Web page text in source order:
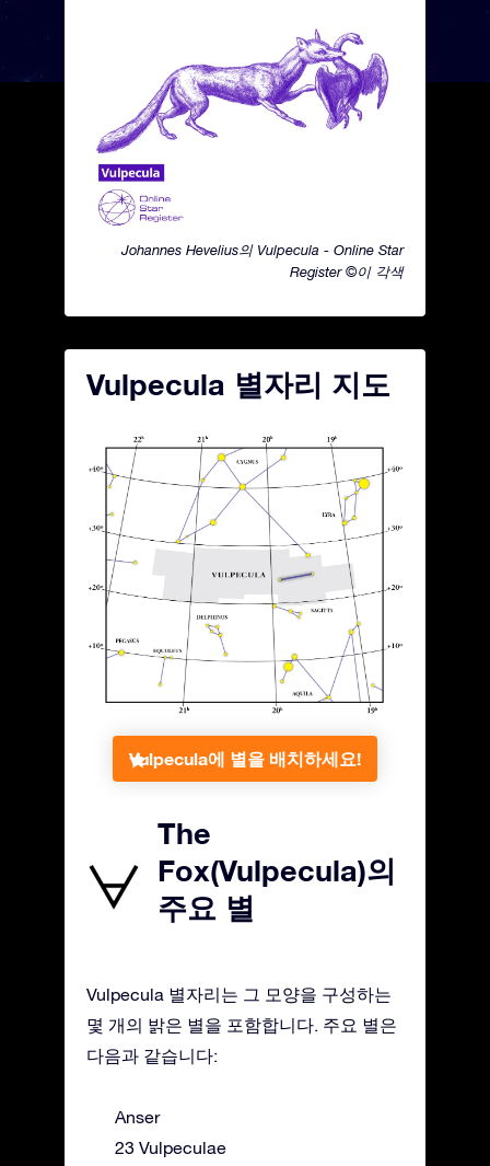
Johannes Hevelius의 Vulpecula - Online Star
Register ©이 각색
Vulpecula 별자리 지도
Vulpecula에 별을 배치하세요!
The
Fox(Vulpecula)의
주요 별
Vulpecula 별자리는 그 모양을 구성하는
몇 개의 밝은 별을 포함합니다. 주요 별은
다음과 같습니다:
Anser
23 Vulpeculae